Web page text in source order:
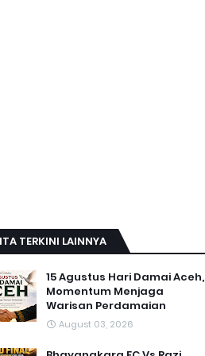
TERKINI LAINNYA
15 Agustus Hari Damai Aceh,
Momentum Menjaga
Warisan Perdamaian
August 03, 2026